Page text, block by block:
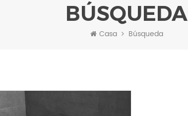
BÚSQUEDA
Casa Búsqueda